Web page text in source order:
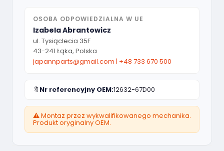
OSOBA ODPOWIEDZIALNA W UE
Izabela Abrantowicz
ul. Tysiąclecia 35F
43-241 Łąka, Polska
japannparts@gmail.com | +48 733 670 500
🔖 Nr referencyjny OEM:12632-67D00
⚠️ Montaz przez wykwalifikowanego mechanika.
Produkt oryginalny OEM.